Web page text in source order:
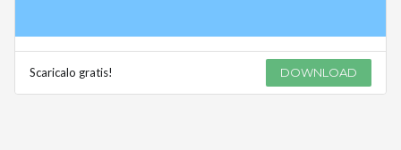
Scaricalo gratis! DOWNLOAD